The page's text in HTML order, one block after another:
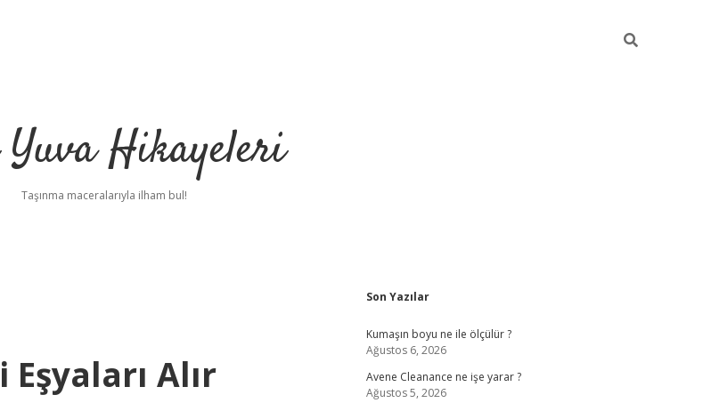
Hikayeleri
Taşınma maceralarıyla ilham bul!
Alır
Sidebar
Son Yazılar
Kumaşın boyu ne ile ölçülür ?
Ağustos 6, 2026
Avene Cleanance ne işe yarar ?
Ağustos 5, 2026
hiltonbetBetexper giriş adresi